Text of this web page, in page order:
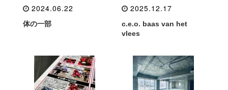
2024.06.22
体の一部
2025.12.17
c.e.o. baas van het
vlees